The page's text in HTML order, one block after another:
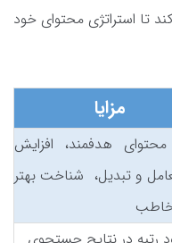
تا استراتژی محتوای خود
مزایا
محتوای هدفمند، افزایش
و تبدیل، شناخت بهتر